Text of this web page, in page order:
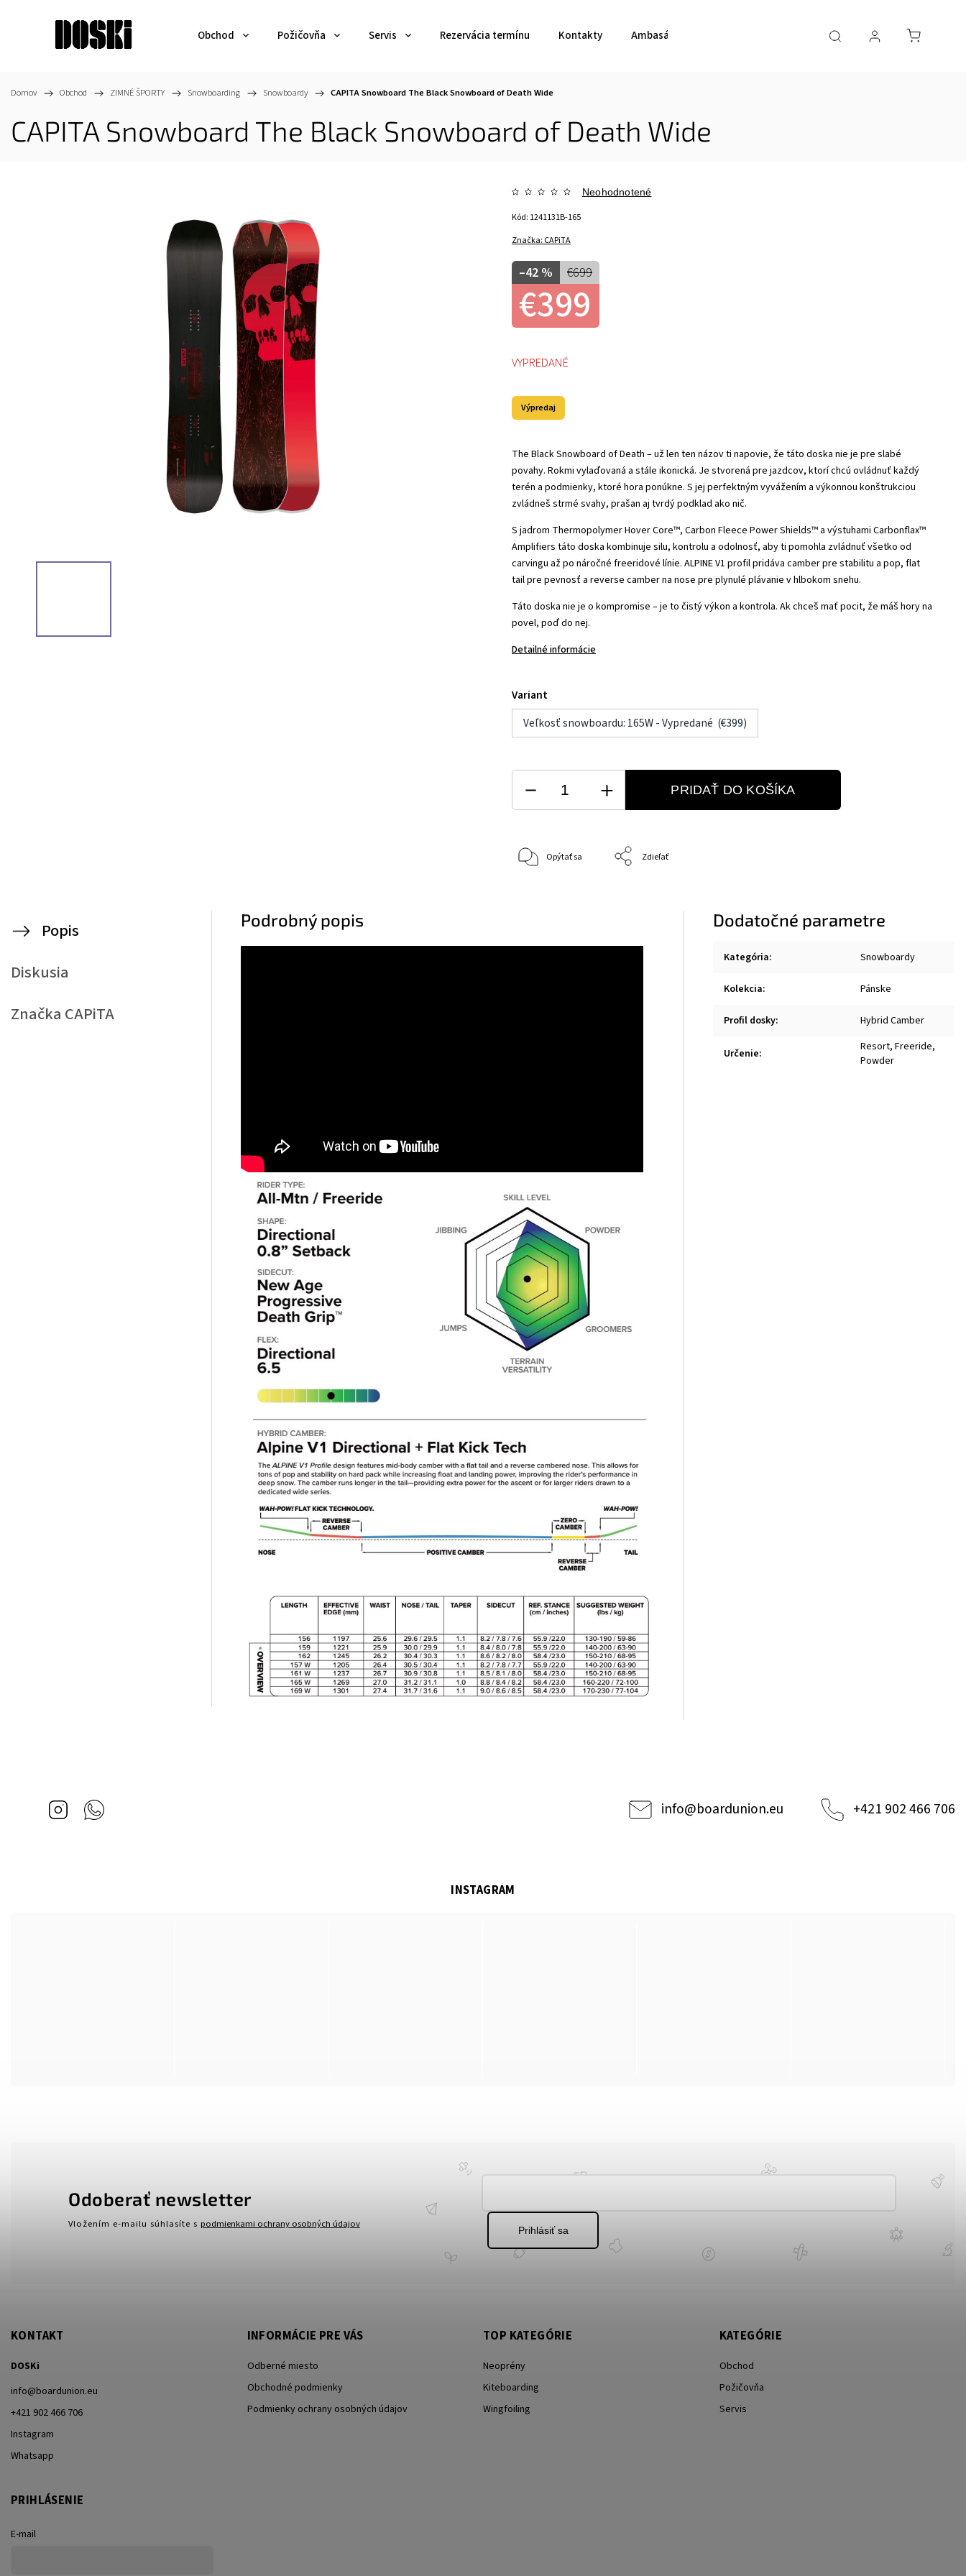
Obchod Požičovňa Servis Rezervácia termínu Kontakty Ambasádori
Domov / Obchod / ZIMNÉ ŠPORTY / Snowboarding / Snowboardy / CAPITA Snowboard The Black Snowboard of Death Wide
CAPITA Snowboard The Black Snowboard of Death Wide
Značka: CAPiTA
Neohodnotené
€699
–42 %
€399
Kód: 1241131B-165
Výpredaj
The Black Snowboard of Death – už len ten názov ti napovie, že táto doska nie je pre slabé
povahy. Rokmi vylaďovaná a stále ikonická. Je stvorená pre jazdcov, ktorí chcú ovládnuť každý
terén a podmienky, ktoré hora ponúkne. S jej perfektným vyvážením a výkonnou konštrukciou
zvládneš strmé svahy, prašan aj tvrdý podklad ako nič.
S jadrom Thermopolymer Hover Core™, Carbon Fleece Power Shields™ a výstuhami Carbonflax™
Amplifiers táto doska kombinuje silu, kontrolu a odolnosť, aby ti pomohla zvládnuť všetko od
carvingu až po náročné freeridové línie. ALPINE V1 profil pridáva camber pre stabilitu a pop, flat
tail pre pevnosť a reverse camber na nose pre plynulé plávanie v hlbokom snehu.
Táto doska nie je o kompromise – je to čistý výkon a kontrola. Ak chceš mať pocit, že máš hory na
povel, poď do nej.
Detailné informácie
Variant
Veľkosť snowboardu: 165W - Vypredané (€399)
VYPREDANÉ
PRIDAŤ DO KOŠÍKA
Opýtať sa Zdieľať
Popis
Diskusia
Značka CAPiTA
Podrobný popis Dodatočné parametre
Kategória: Snowboardy
Kolekcia: Pánske
Profil dosky: Hybrid Camber
Určenie:
Resort, Freeride,
Powder
Instagram info@boardunion.eu +421 902 466 706
KONTAKT
DOSKi
info@boardunion.eu
+421 902 466 706
Instagram
Whatsapp
INSTAGRAM
INFORMÁCIE PRE VÁS
Odberné miesto
Obchodné podmienky
Podmienky ochrany osobných údajov
TOP KATEGÓRIE
Neoprény
Kiteboarding
Wingfoiling
KATEGÓRIE
Obchod
Požičovňa
Servis
PRIHLÁSENIE
E-mail
Odoberať newsletter
Vložením e-mailu súhlasíte s podmienkami ochrany osobných údajov
Prihlásiť sa